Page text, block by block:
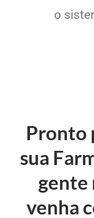
o
Pronto
sua
gente
venha